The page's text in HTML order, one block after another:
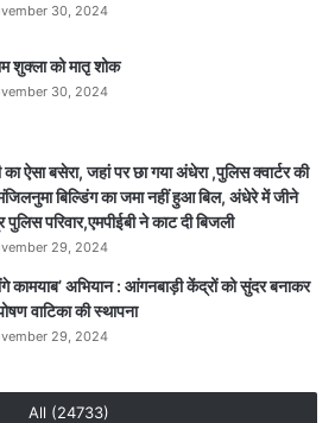
30, 2024
शुक्ला को मातृ शोक
30, 2024
ऐसा बसेरा, जहां पर छा गया अंधेरा ,पुलिस क्वार्टर की
बिल्डिंग का जमा नहीं हुआ बिल, अंधेरे में जीने
परिवार,एमपीईबी ने काट दी बिजली
29, 2024
कामयाब’ अभियान : आंगनबाड़ी केंद्रों को सुंदर बनाकर
वाटिका की स्थापना
29, 2024
All (24733)